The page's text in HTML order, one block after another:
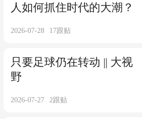
人如何抓住时代的大潮？
2026-07-28 17跟贴
只要足球仍在转动 || 大视
野
2026-07-27 2跟贴